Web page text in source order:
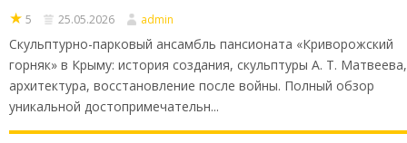
★ 5 25.05.2026 admin
Скульптурно-парковый ансамбль пансионата «Криворожский
горняк» в Крыму: история создания, скульптуры А. Т. Матвеева,
архитектура, восстановление после войны. Полный обзор
уникальной достопримечательн...